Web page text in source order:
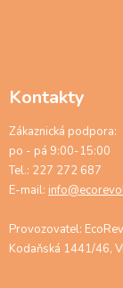
Kontakty
Zákaznická podpora:
po - pá 9:00-15:00
Tel.: 227 272 687
E-mail:
Provozovatel:
Kodaňská 1441/46,